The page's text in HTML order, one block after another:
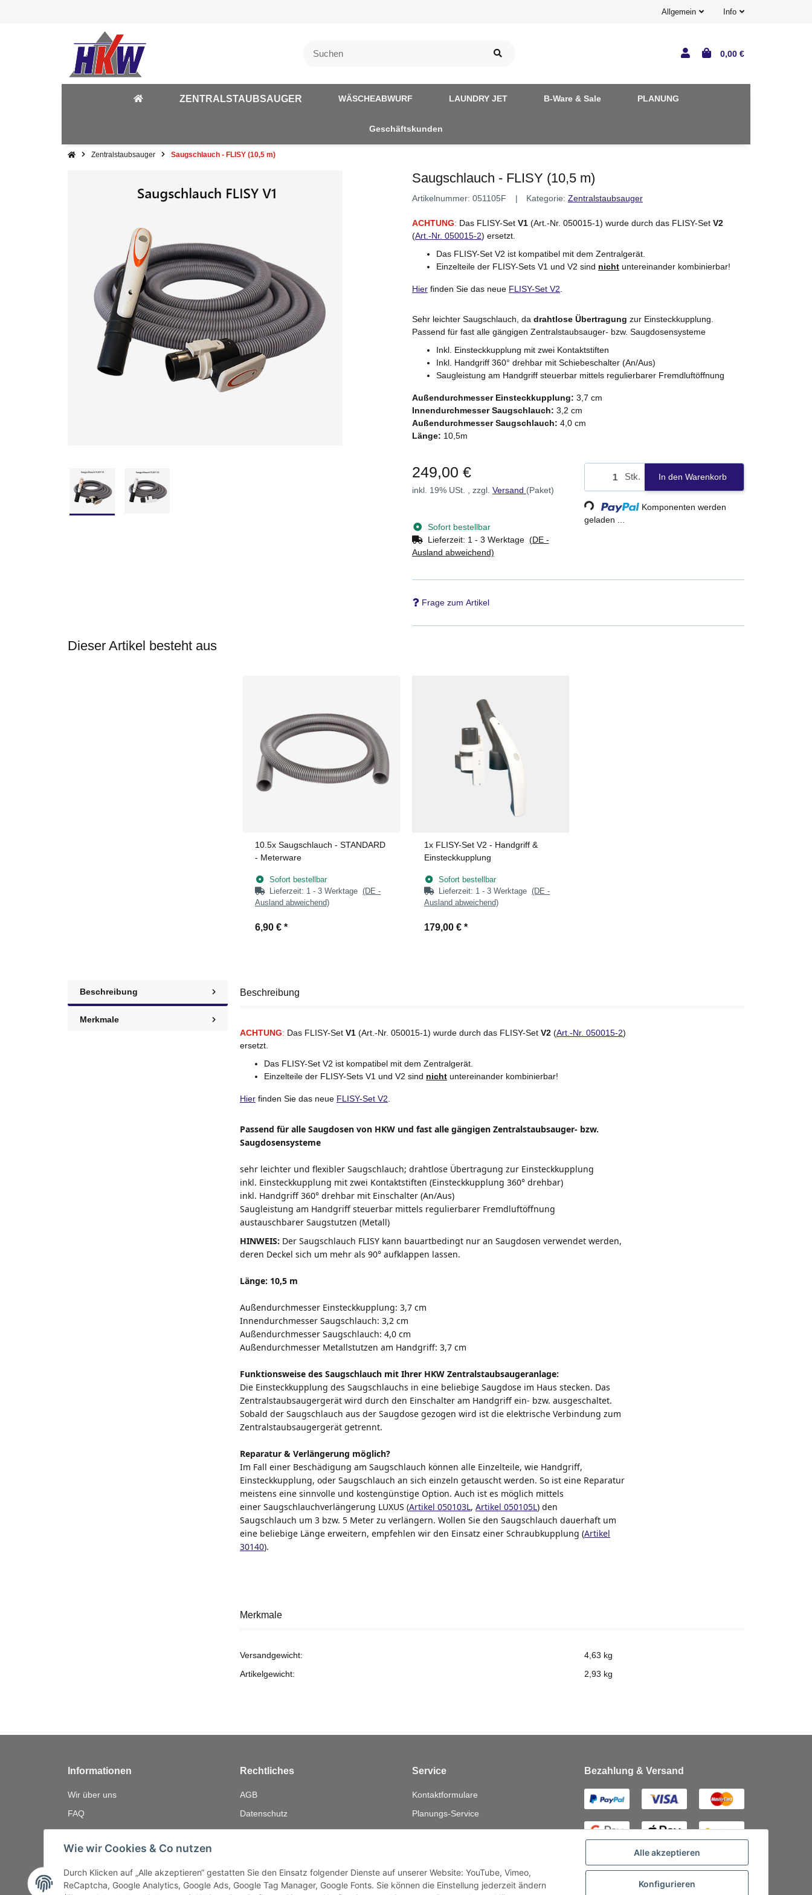
Allgemein Info
0,00 €
ZENTRALSTAUBSAUGER WÄSCHEABWURF LAUNDRY JET B-Ware & Sale PLANUNG
Geschäftskunden
Zentralstaubsauger Saugschlauch - FLISY (10,5 m)
Saugschlauch - FLISY (10,5 m)
Artikelnummer: 051105F Kategorie: Zentralstaubsauger
ACHTUNG: Das FLISY-Set V1 (Art.-Nr. 050015-1) wurde durch das FLISY-Set V2
(Art.-Nr. 050015-2) ersetzt.
Das FLISY-Set V2 ist kompatibel mit dem Zentralgerät.
Einzelteile der FLISY-Sets V1 und V2 sind nicht untereinander kombinierbar!
Hier finden Sie das neue FLISY-Set V2
Sehr leichter Saugschlauch, da drahtlose Übertragung zur Einsteckkupplung.
Passend für fast alle gängigen Zentralstaubsauger- bzw. Saugdosensysteme
Inkl. Einsteckkupplung mit zwei Kontaktstiften
Inkl. Handgriff 360° drehbar mit Schiebeschalter (An/Aus)
Saugleistung am Handgriff steuerbar mittels regulierbarer Fremdluftöffnung
Außendurchmesser Einsteckkupplung: 3,7 cm
Innendurchmesser Saugschlauch: 3,2 cm
Außendurchmesser Saugschlauch: 4,0 cm
Länge: 10,5m
249,00 €
inkl. 19% USt. , zzgl. Versand (Paket)
Sofort bestellbar
Lieferzeit: 1 - 3 Werktage (DE -
Ausland abweichend)
Stk. In den Warenkorb
Loading...
Komponenten werden
geladen ...
Frage zum Artikel
Dieser Artikel besteht aus
10.5x Saugschlauch - STANDARD
- Meterware
Sofort bestellbar
Lieferzeit: 1 - 3 Werktage(DE -
Ausland abweichend)
6,90 € *
1x FLISY-Set V2 - Handgriff &
Einsteckkupplung
Sofort bestellbar
Lieferzeit: 1 - 3 Werktage(DE -
Ausland abweichend)
179,00 € *
Beschreibung
Merkmale
Beschreibung
ACHTUNG: Das FLISY-Set V1 (Art.-Nr. 050015-1) wurde durch das FLISY-Set V2 (Art.-Nr. 050015-2)
ersetzt.
Das FLISY-Set V2 ist kompatibel mit dem Zentralgerät.
Einzelteile der FLISY-Sets V1 und V2 sind nicht untereinander kombinierbar!
Hier finden Sie das neue FLISY-Set V2
Passend für alle Saugdosen von HKW und fast alle gängigen Zentralstaubsauger- bzw.
Saugdosensysteme
sehr leichter und flexibler Saugschlauch; drahtlose Übertragung zur Einsteckkupplung
inkl. Einsteckkupplung mit zwei Kontaktstiften (Einsteckkupplung 360° drehbar)
inkl. Handgriff 360° drehbar mit Einschalter (An/Aus)
Saugleistung am Handgriff steuerbar mittels regulierbarer Fremdluftöffnung
austauschbarer Saugstutzen (Metall)
HINWEIS: Der Saugschlauch FLISY kann bauartbedingt nur an Saugdosen verwendet werden,
deren Deckel sich um mehr als 90° aufklappen lassen.
Länge: 10,5 m
Außendurchmesser Einsteckkupplung: 3,7 cm
Innendurchmesser Saugschlauch: 3,2 cm
Außendurchmesser Saugschlauch: 4,0 cm
Außendurchmesser Metallstutzen am Handgriff: 3,7 cm
Funktionsweise des Saugschlauch mit Ihrer HKW Zentralstaubsaugeranlage:
Die Einsteckkupplung des Saugschlauchs in eine beliebige Saugdose im Haus stecken. Das
Zentralstaubsaugergerät wird durch den Einschalter am Handgriff ein- bzw. ausgeschaltet.
Sobald der Saugschlauch aus der Saugdose gezogen wird ist die elektrische Verbindung zum
Zentralstaubsaugergerät getrennt.
Reparatur & Verlängerung möglich?
Im Fall einer Beschädigung am Saugschlauch können alle Einzelteile, wie Handgriff,
Einsteckkupplung, oder Saugschlauch an sich einzeln getauscht werden. So ist eine Reparatur
meistens eine sinnvolle und kostengünstige Option. Auch ist es möglich mittels
einer Saugschlauchverlängerung LUXUS (Artikel 050103L, Artikel 050105L) den
Saugschlauch um 3 bzw. 5 Meter zu verlängern. Wollen Sie den Saugschlauch dauerhaft um
eine beliebige Länge erweitern, empfehlen wir den Einsatz einer Schraubkupplung (Artikel
30140).
Merkmale
Versandgewicht:
4,63 kg
Artikelgewicht:
2,93 kg
Informationen
Wir über uns
FAQ
Zahlungsmöglichkeiten
Versandinformationen
Bewerten
Rechtliches
AGB
Datenschutz
Widerrufsrecht
Impressum
Service
Kontaktformulare
Planungs-Service
Montage-Service
Retouren-Service
Bezahlung & Versand
Alle akzeptieren
Konfigurieren
Wie wir Cookies & Co nutzen
Durch Klicken auf „Alle akzeptieren“ gestatten Sie den Einsatz folgender Dienste auf unserer Website: YouTube, Vimeo,
ReCaptcha, Google Analytics, Google Ads, Google Tag Manager, Google Fonts. Sie können die Einstellung jederzeit ändern